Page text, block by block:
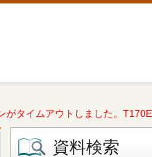
がタイムアウトしました。
資料検索